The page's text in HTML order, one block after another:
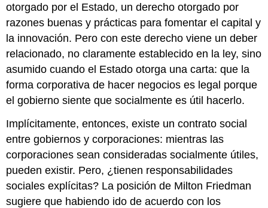
otorgado por el Estado, un derecho otorgado por
razones buenas y prácticas para fomentar el capital y
la innovación. Pero con este derecho viene un deber
relacionado, no claramente establecido en la ley, sino
asumido cuando el Estado otorga una carta: que la
forma corporativa de hacer negocios es legal porque
el gobierno siente que socialmente es útil hacerlo.
Implícitamente, entonces, existe un contrato social
entre gobiernos y corporaciones: mientras las
corporaciones sean consideradas socialmente útiles,
pueden existir. Pero, ¿tienen responsabilidades
sociales explícitas? La posición de Milton Friedman
sugiere que habiendo ido de acuerdo con los